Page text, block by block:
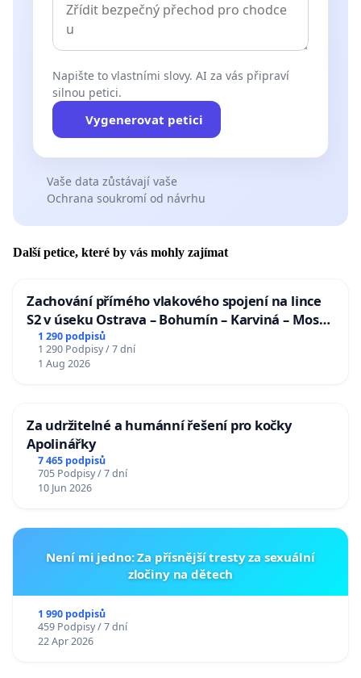
Napište to vlastními slovy. AI za vás připraví
silnou petici.
Vygenerovat petici
Vaše data zůstávají vaše
Ochrana soukromí od návrhu
Další petice, které by vás mohly zajímat
Zachování přímého vlakového spojení na lince
S2 v úseku Ostrava – Bohumín – Karviná – Mosty
u Jablunkova
1 290 podpisů
1 290 Podpisy / 7 dní
1 Aug 2026
Za udržitelné a humánní řešení pro kočky
Apolinářky
7 465 podpisů
705 Podpisy / 7 dní
10 Jun 2026
Není mi jedno: Za přísnější tresty za sexuální
zločiny na dětech
1 990 podpisů
459 Podpisy / 7 dní
22 Apr 2026